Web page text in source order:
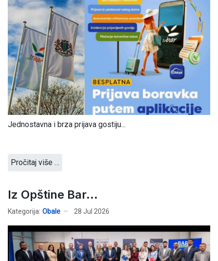
Jednostavna i brza prijava gostiju...
Pročitaj više …
Iz Opštine Bar...
Kategorija: Obale 28 Jul 2026